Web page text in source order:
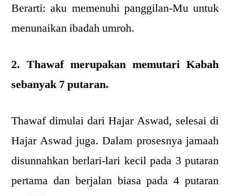
Berarti: aku memenuhi panggilan-Mu untuk
menunaikan ibadah umroh.
2. Thawaf merupakan memutari Kabah
sebanyak 7 putaran.
Thawaf dimulai dari Hajar Aswad, selesai di
Hajar Aswad juga. Dalam prosesnya jamaah
disunnahkan berlari-lari kecil pada 3 putaran
pertama dan berjalan biasa pada 4 putaran